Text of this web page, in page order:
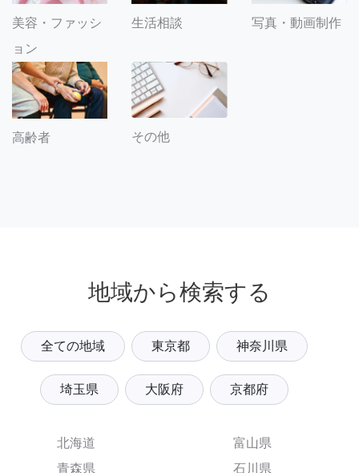
美容・ファッシ
ョン
生活相談 写真・動画制作
高齢者 その他
地域から検索する
全ての地域 東京都 神奈川県
埼玉県 大阪府 京都府
北海道
青森県
富山県
石川県